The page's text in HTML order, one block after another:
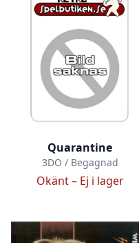
Quarantine
3DO / Begagnad
Okänt – Ej i lager